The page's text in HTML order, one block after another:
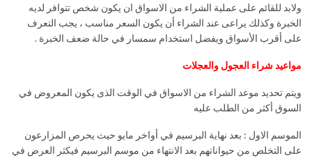
ولابد للقائم على عملية الشراء من الاسواق ان يكون شخص تتوافر لديه
الخبرة وكذلك يراعى عند الشراء أن يكون السعر مناسب ، يجب التعرف
على أقرب الأسواق ويفضل استخدام سمسار في حالة ضعف الخبرة .
مواعيد شراء العجول والعجلات
ويتم تحديد موعد الشراء من الاسواق في الوقت الذى يكون المعروض في
السوق أكثر من الطلب عليه
الموسم الاول : بعد نهاية البرسيم في أواخر مايو حيث يحرص المزارعون
على التخلص من حيواناتهم بعد الانتهاء من موسم البرسيم فيكثر العرض في